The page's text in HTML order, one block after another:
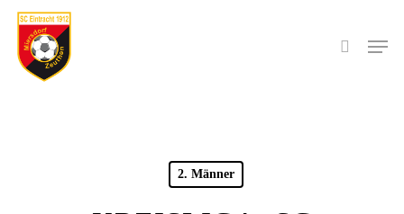
Skip
main
content
search
Menu
2. Männer